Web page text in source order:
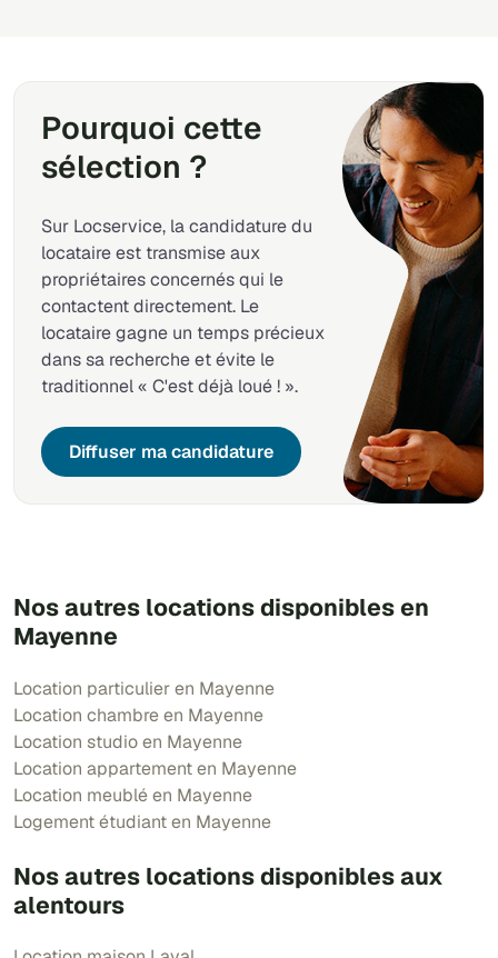
Pourquoi cette
sélection ?
Sur Locservice, la candidature du
locataire est transmise aux
propriétaires concernés qui le
contactent directement. Le
locataire gagne un temps précieux
dans sa recherche et évite le
traditionnel « C'est déjà loué ! ».
Diffuser ma candidature
Nos autres locations disponibles en
Mayenne
Location particulier en Mayenne
Location chambre en Mayenne
Location studio en Mayenne
Location appartement en Mayenne
Location meublé en Mayenne
Logement étudiant en Mayenne
Nos autres locations disponibles aux
alentours